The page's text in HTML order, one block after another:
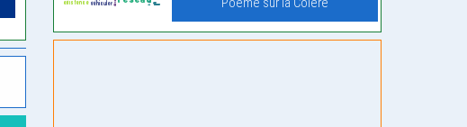
Poème sur la Colère